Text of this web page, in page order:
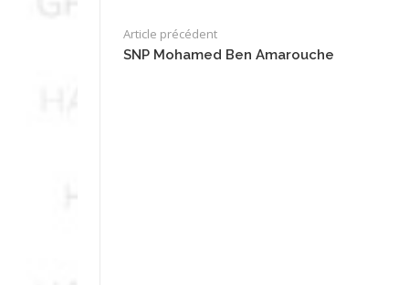
Article précédent
SNP Mohamed Ben Amarouche